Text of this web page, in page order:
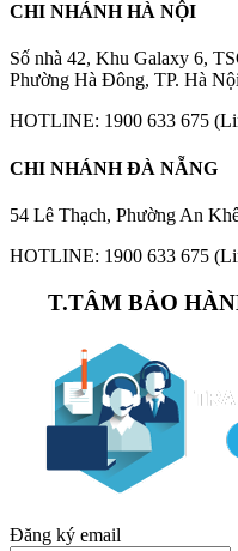
CHI NHÁNH HÀ NỘI
Số nhà 42, Khu Galaxy 6,
Phường Hà Đông, TP. Hà
HOTLINE: 1900 633 675
CHI NHÁNH ĐÀ NẴNG
54 Lê Thạch, Phường An
HOTLINE: 1900 633 675
T.TÂM BẢO
Đăng ký email